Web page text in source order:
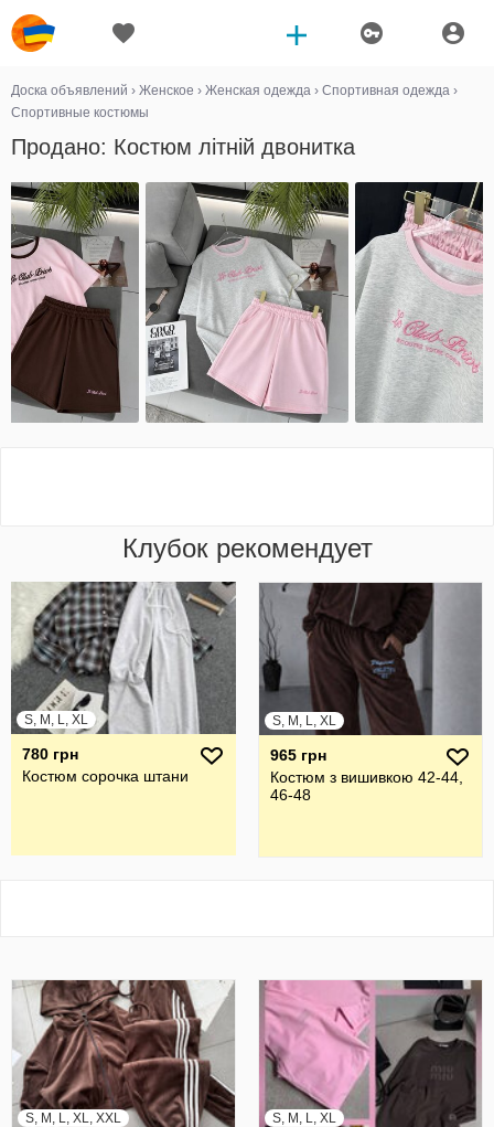
Доска объявлений › Женское › Женская одежда › Спортивная одежда ›
Спортивные костюмы
Продано: Костюм літній двонитка
Клубок рекомендует
S, M, L, XL
780 грн
Костюм сорочка штани
S, M, L, XL
965 грн
Костюм з вишивкою 42-44,
46-48
S, M, L, XL, XXL S, M, L, XL